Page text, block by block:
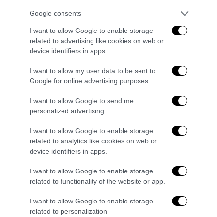
Google consents
I want to allow Google to enable storage
related to advertising like cookies on web or
device identifiers in apps.
I want to allow my user data to be sent to
Google for online advertising purposes.
I want to allow Google to send me
personalized advertising.
I want to allow Google to enable storage
related to analytics like cookies on web or
device identifiers in apps.
I want to allow Google to enable storage
related to functionality of the website or app.
I want to allow Google to enable storage
related to personalization.
απομακρυνθεί από την ενεργή συμμετοχή.
Μία σειρά από εκδηλώσεις ετοιμάζει μέσα
στο καλοκαίρι τοκόμμα ΕΛ.Α.Σ του Αλέξη
Αττική. Μετά την εκδήλωση στοΘησείο-
όπου έγιναν τα αποκαλυπτήριατου νέου
κόμματος- σταδιακά κλειδώνουν οι
επόμενες κινήσεις. Για παράδειγμα σύμφωνα
Τσίπραςθα βρεθεί στην Κοκκινιά και έπεται
συνέχεια. Το επόμενο διάστημα θα
προγραμματικές θέσεις του κόμματος, ενώ
κρίσιμη θεωρείται η προσέγγιση μεγάλων
ομάδων όπως οι νέοι, οι μισθωτοί, οι
αγρότες κ.α